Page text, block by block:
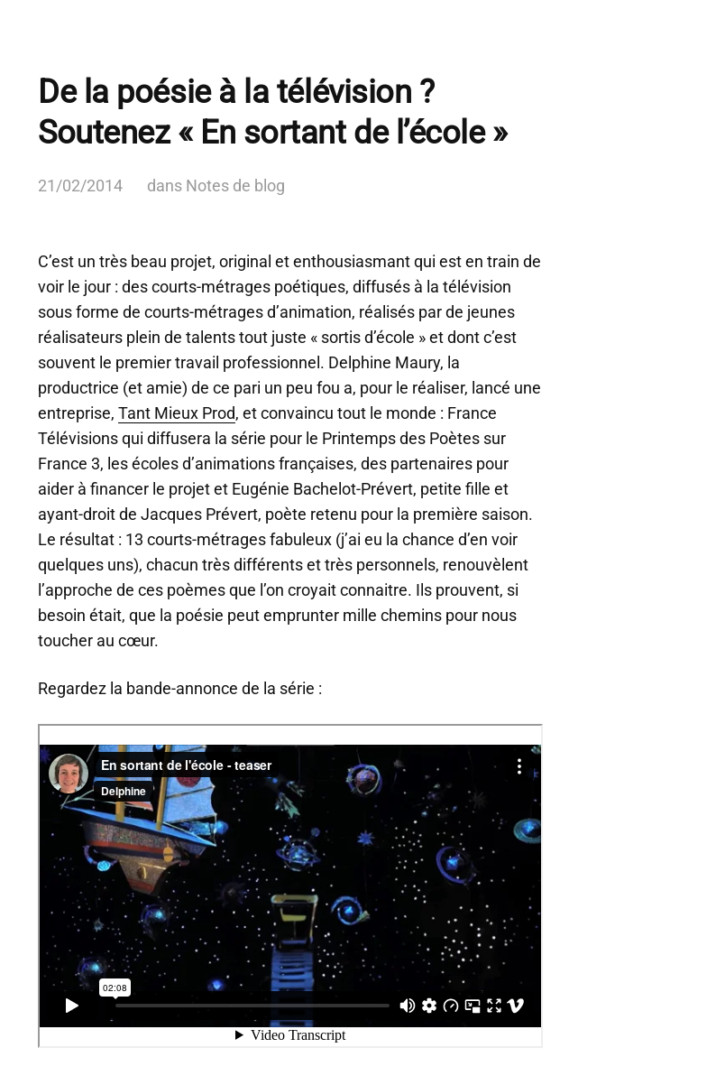
De la poésie à la télévision ?
Soutenez « En sortant de l’école »
21/02/2014 dans Notes de blog
C’est un très beau projet, original et enthousiasmant qui est en train de
voir le jour : des courts-métrages poétiques, diffusés à la télévision
sous forme de courts-métrages d’animation, réalisés par de jeunes
réalisateurs plein de talents tout juste « sortis d’école » et dont c’est
souvent le premier travail professionnel. Delphine Maury, la
productrice (et amie) de ce pari un peu fou a, pour le réaliser, lancé une
entreprise, Tant Mieux Prod, et convaincu tout le monde : France
Télévisions qui diffusera la série pour le Printemps des Poètes sur
France 3, les écoles d’animations françaises, des partenaires pour
aider à financer le projet et Eugénie Bachelot-Prévert, petite fille et
ayant-droit de Jacques Prévert, poète retenu pour la première saison.
Le résultat : 13 courts-métrages fabuleux (j’ai eu la chance d’en voir
quelques uns), chacun très différents et très personnels, renouvèlent
l’approche de ces poèmes que l’on croyait connaitre. Ils prouvent, si
besoin était, que la poésie peut emprunter mille chemins pour nous
toucher au cœur.
Regardez la bande-annonce de la série :